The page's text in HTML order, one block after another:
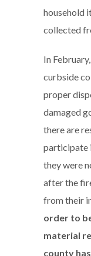
household
collected
In
curbside
proper
damaged
there are
participate
they were
after the
from their
order to
material
county